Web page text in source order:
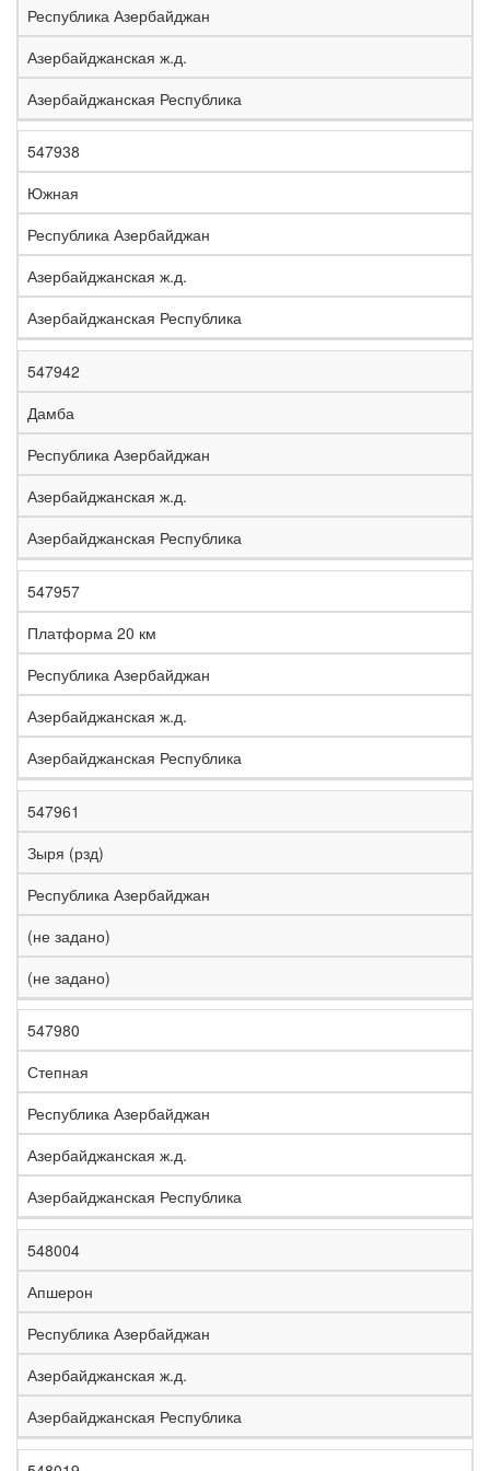
Республика Азербайджан
Азербайджанская ж.д.
Азербайджанская Республика
547938
Южная
Республика Азербайджан
Азербайджанская ж.д.
Азербайджанская Республика
547942
Дамба
Республика Азербайджан
Азербайджанская ж.д.
Азербайджанская Республика
547957
Платформа 20 км
Республика Азербайджан
Азербайджанская ж.д.
Азербайджанская Республика
547961
Зыря (рзд)
Республика Азербайджан
(не задано)
(не задано)
547980
Степная
Республика Азербайджан
Азербайджанская ж.д.
Азербайджанская Республика
548004
Апшерон
Республика Азербайджан
Азербайджанская ж.д.
Азербайджанская Республика